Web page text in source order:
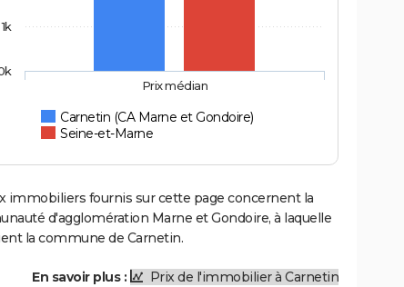
Carnetin (CA Marne et Gondoire)
Seine-et-Marne
Prix médian
1k
immobiliers fournis sur cette page concernent la
d'agglomération Marne et Gondoire, à laquelle
la commune de Carnetin.
En savoir plus : Prix de l'immobilier à Carnetin